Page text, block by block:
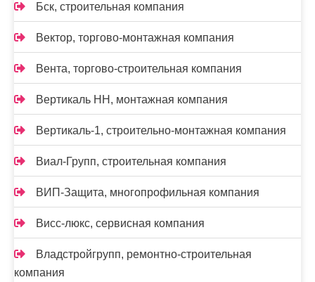
Бск, строительная компания
Вектор, торгово-монтажная компания
Вента, торгово-строительная компания
Вертикаль НН, монтажная компания
Вертикаль-1, строительно-монтажная компания
Виал-Групп, строительная компания
ВИП-Защита, многопрофильная компания
Висс-люкс, сервисная компания
Владстройгрупп, ремонтно-строительная
компания